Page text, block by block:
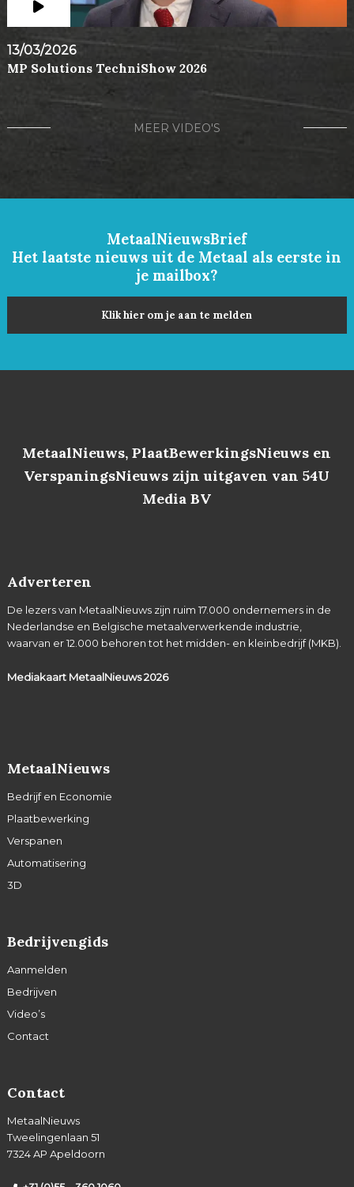
13/03/2026
MP Solutions TechniShow 2026
MEER VIDEO'S
MetaalNieuwsBrief
Het laatste nieuws uit de Metaal als eerste in
je mailbox?
Klik hier om je aan te melden
MetaalNieuws, PlaatBewerkingsNieuws en
VerspaningsNieuws zijn uitgaven van 54U
Media BV
Adverteren
De lezers van MetaalNieuws zijn ruim 17.000 ondernemers in de
Nederlandse en Belgische metaalverwerkende industrie,
waarvan er 12.000 behoren tot het midden- en kleinbedrijf (MKB).
Mediakaart MetaalNieuws2026
MetaalNieuws
Bedrijf en Economie
Plaatbewerking
Verspanen
Automatisering
3D
Bedrijvengids
Aanmelden
Bedrijven
Video’s
Contact
Contact
MetaalNieuws
Tweelingenlaan 51
7324 AP Apeldoorn